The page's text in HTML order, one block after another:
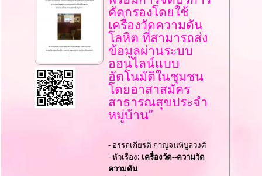
คัดกรองโดยใช้
เครื่องวัดความดัน
โลหิต ที่สามารถส่ง
ข้อมูลผ่านระบบ
ออนไลน์แบบ
อัตโนมัติในชุมชน
โดยอาสาสมัคร
สาธารณสุขประจำ
หมู่บ้าน”
- อรรถเกียรติ กาญจนพิบูลวงศ์
- หัวเรื่อง: เครื่องวัด--ความวัด
ความดัน